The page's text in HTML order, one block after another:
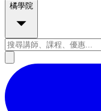
橘學院